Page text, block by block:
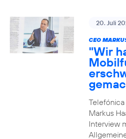
20. Juli
CEO
"Wir
Markus
Interview